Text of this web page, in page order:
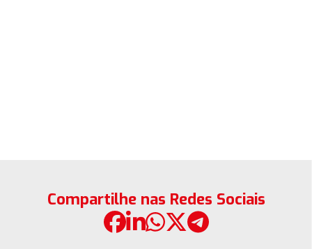
Compartilhe nas Redes Sociais